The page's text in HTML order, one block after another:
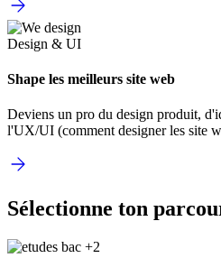
Design & UI
Shape les meilleurs site web
Deviens un pro du design produit,
l'UX/UI (comment designer les site
Sélectionne ton